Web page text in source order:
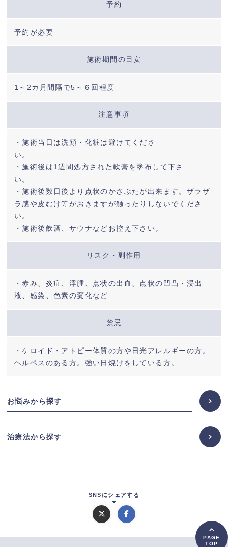
予約
予約が必要
施術期間の目安
1～2カ月間隔で5～６回程度
注意事項
・施術当日は洗顔・化粧は避けてくださ
い。
・施術後は1週間処方された軟膏を塗布して下さ
い。
・施術後数日後より点状のかさぶたが出来ます。ザラザ
ラ感や皮むけ等がおきますが触ったりしないでくださ
い。
・施術後飲酒、サウナなどお控え下さい。
リスク・副作用
・赤み、炎症、浮腫、点状の出血、点状の凹凸・浸出
液、感染、色素の変化など
禁忌
・ケロイド・アトピー体質の方や日光アレルギーの方。
ヘルペスのある方。強い日焼けをしている方。
お悩みから探す
治療法から探す
SNSにシェアする
PAGE
TOP